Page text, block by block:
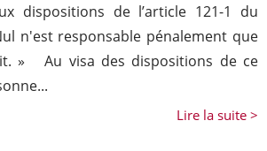
dispositions de l’article 121-1 du
n'est responsable pénalement que
» Au visa des dispositions de ce
Lire la suite >